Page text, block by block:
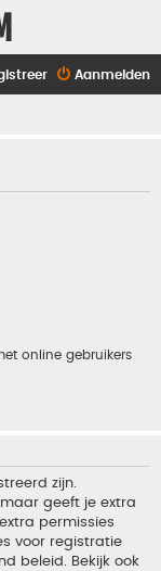
Aanmelden
online gebruikers
zijn.
geeft je extra
permissies
voor registratie
beleid. Bekijk ook